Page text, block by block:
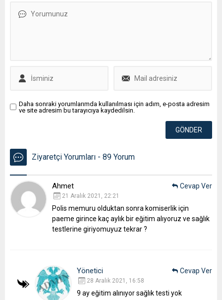
Daha sonraki yorumlarımda kullanılması için adım, e-posta adresim
ve site adresim bu tarayıcıya kaydedilsin.
Ziyaretçi Yorumları - 89 Yorum
Ahmet
21 Aralık 2021, 22:21
Polis memuru olduktan sonra komiserlik için
paeme girince kaç aylık bir eğitim alıyoruz ve sağlık
testlerine giriyomuyuz tekrar ?
Cevap Ver
Yönetici
28 Aralık 2021, 16:58
9 ay eğitim alınıyor sağlık testi yok
Cevap Ver